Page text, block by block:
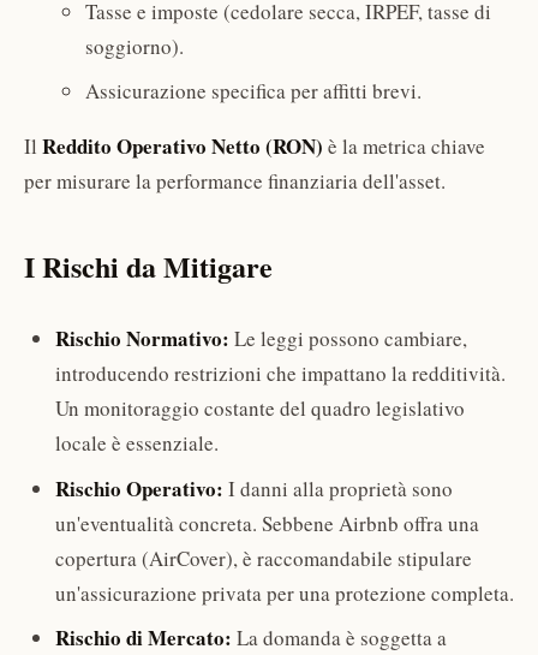
Tasse e imposte (cedolare secca, IRPEF, tasse di
soggiorno).
Assicurazione specifica per affitti brevi.
Il Reddito Operativo Netto (RON) è la metrica chiave
per misurare la performance finanziaria dell'asset.
I Rischi da Mitigare
Rischio Normativo: Le leggi possono cambiare,
introducendo restrizioni che impattano la redditività.
Un monitoraggio costante del quadro legislativo
locale è essenziale.
Rischio Operativo: I danni alla proprietà sono
un'eventualità concreta. Sebbene Airbnb offra una
copertura (AirCover), è raccomandabile stipulare
un'assicurazione privata per una protezione completa.
Rischio di Mercato: La domanda è soggetta a